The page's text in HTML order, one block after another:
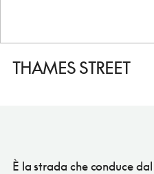
THAMES STREET
È la strada che conduce